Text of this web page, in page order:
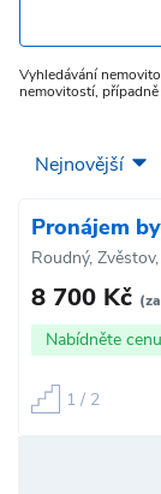
Vyhledávání
nemovitostí,
Pronájem
Roudný,
8 700 Kč
Nabídněte cenu
1 / 2